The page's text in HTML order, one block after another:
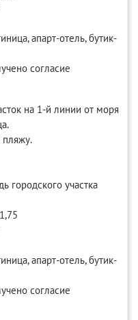
апарт-отель, бутик-
согласие
на 1-й линии от моря
пляжу.
городского участка
апарт-отель, бутик-
согласие